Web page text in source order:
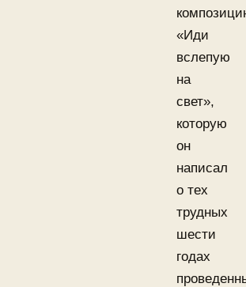
«Иди
вслепую
на
свет»,
которую
он
написал
о тех
трудных
шести
годах